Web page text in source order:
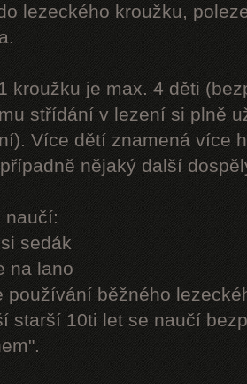
lezeckého kroužku,
kroužku je max. 4 děti
střídání v lezení si plně
Více dětí znamená více
nějaký další
naučí:
sedák
na lano
používání běžného
starší 10ti let se naučí